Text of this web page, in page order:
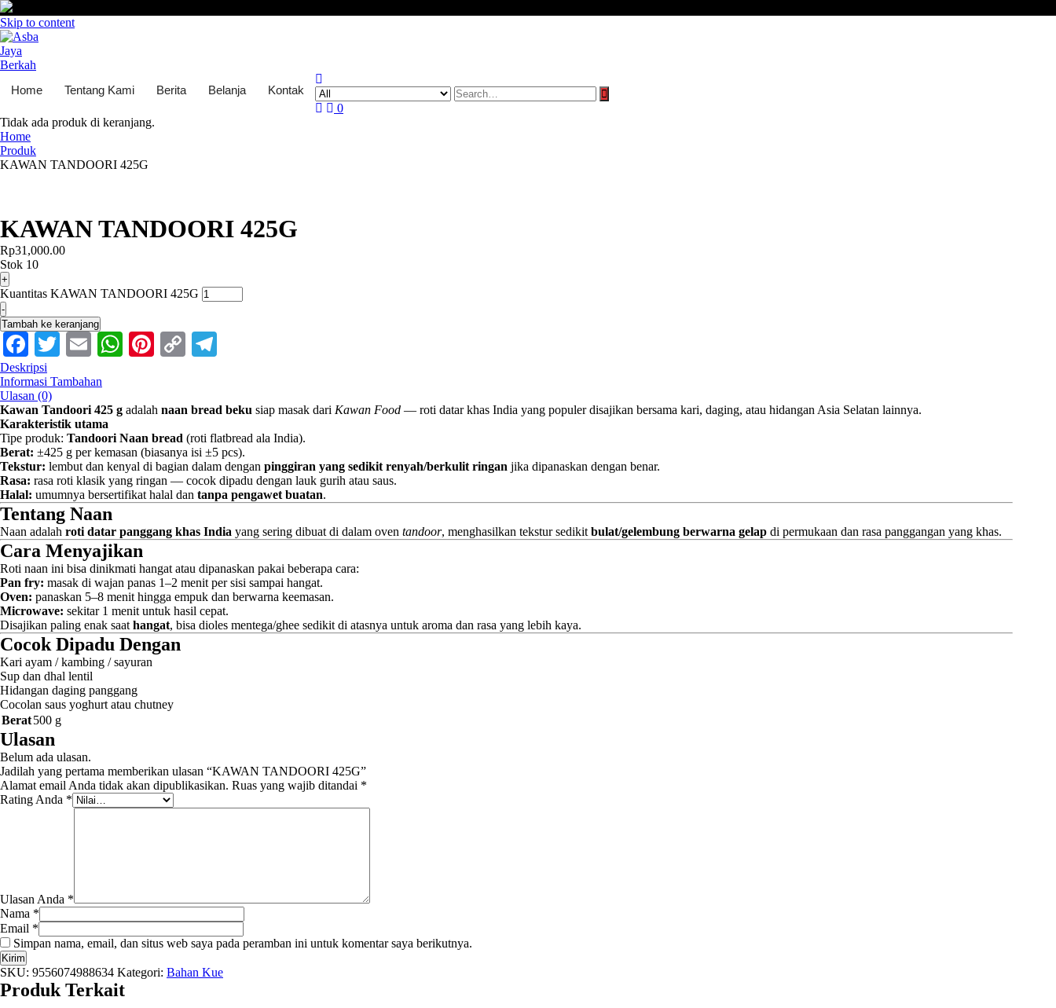
Skip to content
Home Tentang Kami Berita Belanja
Kontak
0
Tidak ada produk di keranjang.
Home
Produk
KAWAN TANDOORI 425G
KAWAN TANDOORI 425G
Rp31,000.00
Stok 10
+
Kuantitas KAWAN TANDOORI 425G
-
Tambah ke keranjang
Facebook
Twitter
EmailWhatsApp
Pinterest
Copy
Deskripsi
Informasi Tambahan
Ulasan (0)
Kawan Tandoori 425 g adalah naan bread beku siap masak dari Kawan Food — roti datar khas India yang populer disajikan bersama kari, daging, atau hidangan Asia Selatan lainnya.
Karakteristik utama
Tipe produk: Tandoori Naan bread (roti flatbread ala India).
Berat: ±425 g per kemasan (biasanya isi ±5 pcs).
Tekstur: lembut dan kenyal di bagian dalam dengan pinggiran yang sedikit renyah/berkulit ringan jika dipanaskan dengan benar.
Rasa: rasa roti klasik yang ringan — cocok dipadu dengan lauk gurih atau saus.
Halal: umumnya bersertifikat halal dan tanpa pengawet buatan.
Tentang Naan
Naan adalah roti datar panggang khas India yang sering dibuat di dalam oven tandoor, menghasilkan tekstur sedikit bulat/gelembung berwarna gelap di permukaan dan rasa panggangan yang khas.
Cara Menyajikan
Roti naan ini bisa dinikmati hangat atau dipanaskan pakai beberapa cara:
Pan fry: masak di wajan panas 1–2 menit per sisi sampai hangat.
Oven: panaskan 5–8 menit hingga empuk dan berwarna keemasan.
Microwave: sekitar 1 menit untuk hasil cepat.
Disajikan paling enak saat hangat, bisa dioles mentega/ghee sedikit di atasnya untuk aroma dan rasa yang lebih kaya.
Cocok Dipadu Dengan
Kari ayam / kambing / sayuran
Sup dan dhal lentil
Hidangan daging panggang
Cocolan saus yoghurt atau chutney
Berat500 g
Ulasan
Belum ada ulasan.
Jadilah yang pertama memberikan ulasan “KAWAN TANDOORI 425G”
Alamat email Anda tidak akan dipublikasikan. Ruas yang wajib ditandai *
Rating Anda *
Ulasan Anda *
Nama *
Email *
Simpan nama, email, dan situs web saya pada peramban ini untuk komentar saya berikutnya.
SKU: 9556074988634 Kategori: Bahan Kue
Produk Terkait